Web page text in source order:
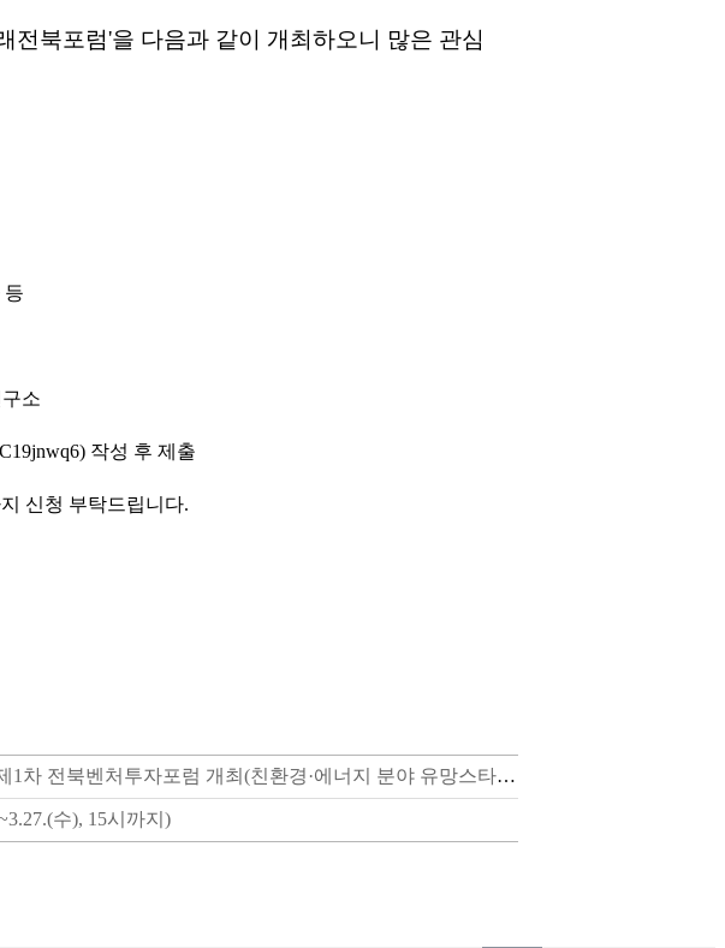
전북포럼'을 다음과 같이 개최하오니 많은 관심
등
소
작성 후 제출
신청 부탁드립니다.
[전북창조경제혁신센터] 제1차 전북벤처투자포럼 개최(친환경·에너지 분야 유망스타트업 IR, 소풍벤처스 투자자 인사이트 등)
수), 15시까지)